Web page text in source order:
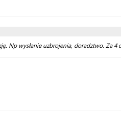
Np wysłanie uzbrojenia, doradztwo. Za 4